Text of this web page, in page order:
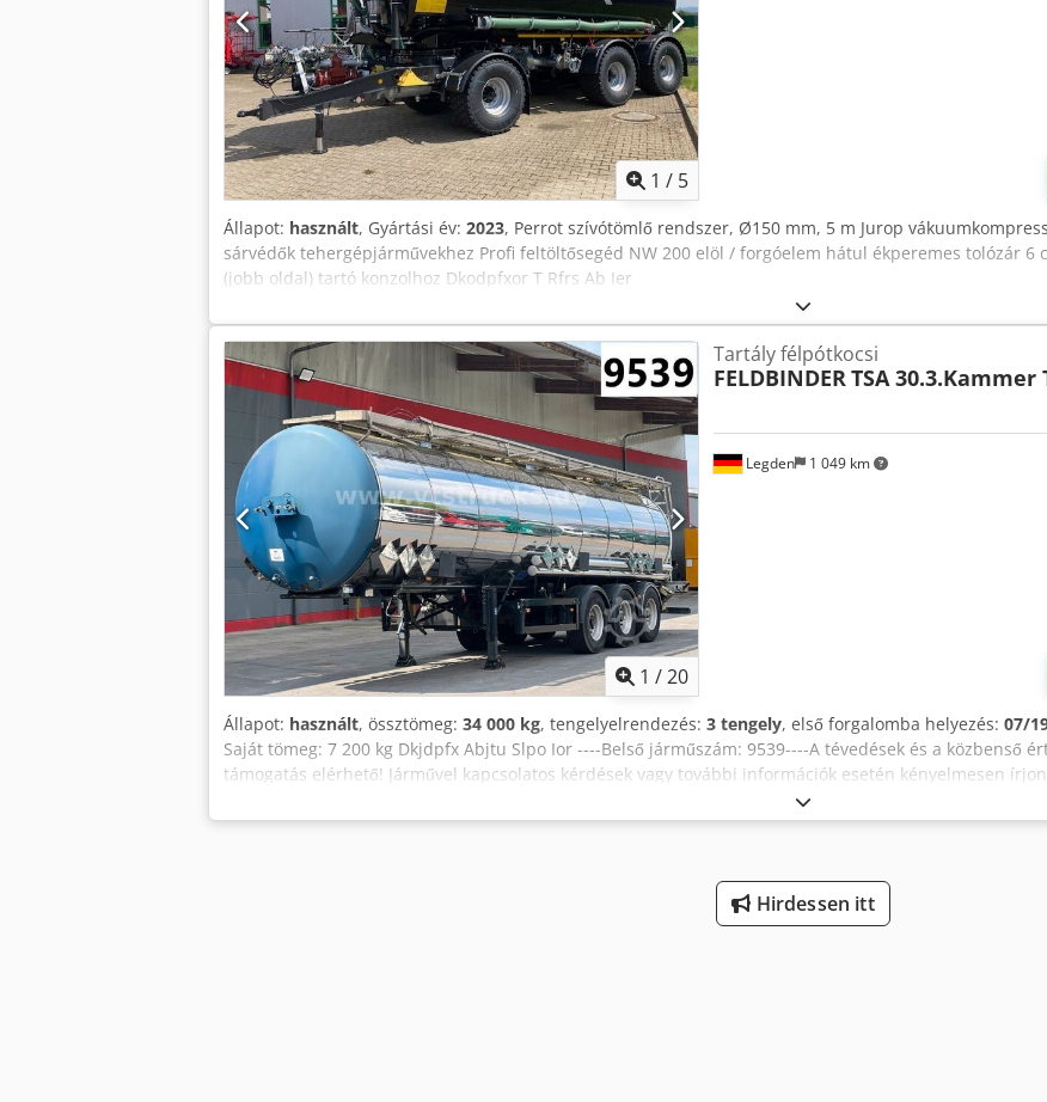
1 / 5
Állapot: használt, Gyártási év: 2023, Perrot szívótömlő rendszer, Ø150 mm, 5 m Jurop
sárvédők tehergépjárművekhez Profi feltöltősegéd NW 200 elöl / forgóelem hátul ékperemes tolózár 6
(jobb oldal) tartó konzolhoz Dkodpfxor T Rfrs Ab Ier
1 /20
Legden 1 049 km
Tartály félpótkocsi
FELDBINDER TSA
Állapot: használt, össztömeg: 34 000 kg, tengelyelrendezés: 3 tengely, első forgalomba helyezés: 07/
Saját tömeg: 7 200 kg Dkjdpfx Abjtu Slpo Ior ----Belső járműszám: 9539----A tévedések és a közbenső
támogatás elérhető! Járművel kapcsolatos kérdések vagy további információk esetén kényelmesen
Hirdessen itt